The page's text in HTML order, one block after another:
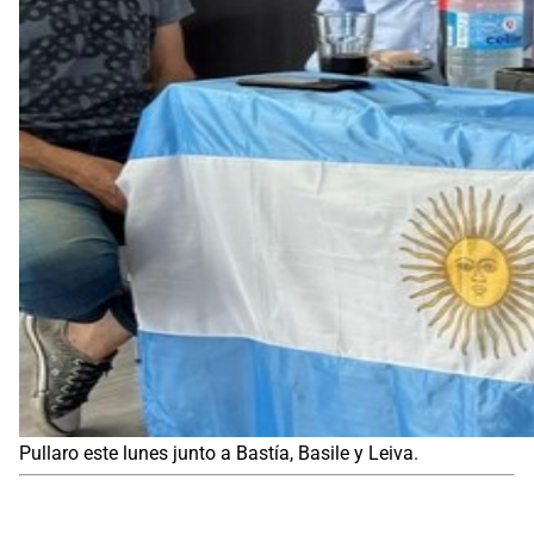
Pullaro este lunes junto a Bastía, Basile y Leiva.